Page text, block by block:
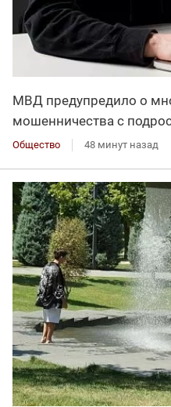
МВД предупредило о
мошенничества с
Общество 48 минут назад